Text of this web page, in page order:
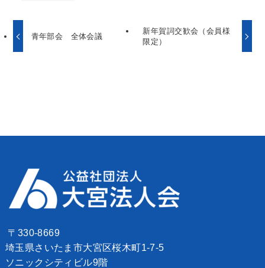
青年部会 全体会議
新年賀詞交歓会（会員様
限定）
〒330-8669
埼玉県さいたま市大宮区桜木町1-7-5
ソニックシティビル9階